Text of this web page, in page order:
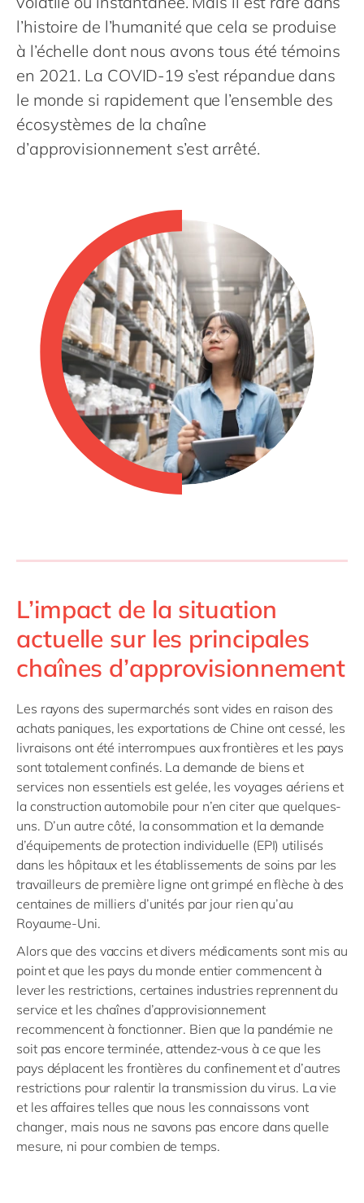
Philippines
Singapore
UK & Ireland
USA & Canada
l’histoire de l’humanité que cela se produise
à l’échelle dont nous avons tous été témoins
en 2021. La COVID-19 s’est répandue dans
le monde si rapidement que l’ensemble des
écosystèmes de la chaîne
d’approvisionnement s’est arrêté.
L’impact de la situation
actuelle sur les principales
chaînes d’approvisionnement
Les rayons des supermarchés sont vides en raison des
achats paniques, les exportations de Chine ont cessé, les
livraisons ont été interrompues aux frontières et les pays
sont totalement confinés. La demande de biens et
services non essentiels est gelée, les voyages aériens et
la construction automobile pour n’en citer que quelques-
uns. D’un autre côté, la consommation et la demande
d’équipements de protection individuelle (EPI) utilisés
dans les hôpitaux et les établissements de soins par les
travailleurs de première ligne ont grimpé en flèche à des
centaines de milliers d’unités par jour rien qu’au
Royaume-Uni.
Alors que des vaccins et divers médicaments sont mis au
point et que les pays du monde entier commencent à
lever les restrictions, certaines industries reprennent du
service et les chaînes d’approvisionnement
recommencent à fonctionner. Bien que la pandémie ne
soit pas encore terminée, attendez-vous à ce que les
pays déplacent les frontières du confinement et d’autres
restrictions pour ralentir la transmission du virus. La vie
et les affaires telles que nous les connaissons vont
changer, mais nous ne savons pas encore dans quelle
mesure, ni pour combien de temps.